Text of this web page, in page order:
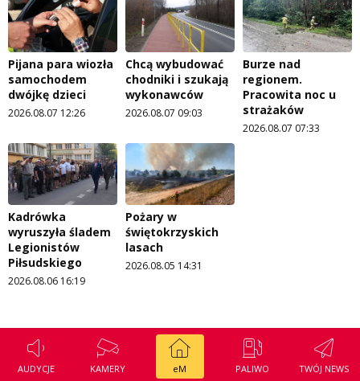
AUDYCJE KAMERY eM PALIWO TWÓJ NEWS
Pijana para wiozła
samochodem
dwójkę dzieci
2026.08.07 12:26
Chcą wybudować
chodniki i szukają
wykonawców
2026.08.07 09:03
Burze nad
regionem.
Pracowita noc u
strażaków
2026.08.07 07:33
Kadrówka
wyruszyła śladem
Legionistów
Piłsudskiego
2026.08.06 16:19
Pożary w
świętokrzyskich
lasach
2026.08.05 14:31